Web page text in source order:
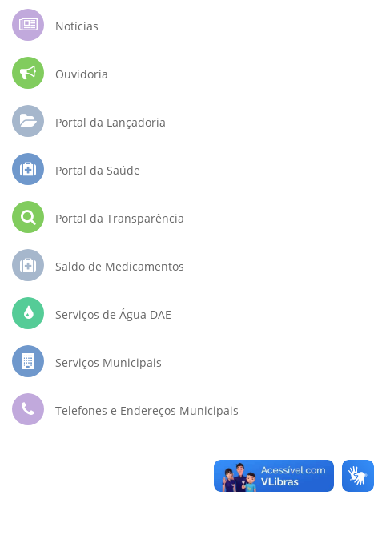
Notícias
Ouvidoria
Portal da Lançadoria
Portal da Saúde
Portal da Transparência
Saldo de Medicamentos
Serviços de Água DAE
Serviços Municipais
Telefones e Endereços Municipais